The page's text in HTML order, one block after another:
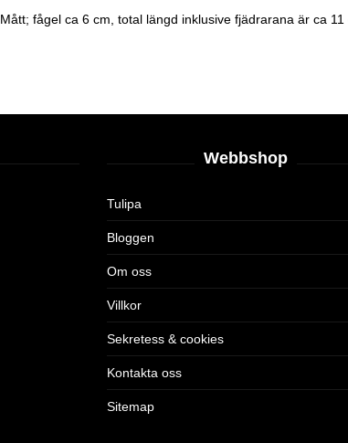
Mått; fågel ca 6 cm, total längd inklusive fjädrarana är ca 11
Webbshop
Tulipa
Bloggen
Om oss
Villkor
Sekretess & cookies
Kontakta oss
Sitemap